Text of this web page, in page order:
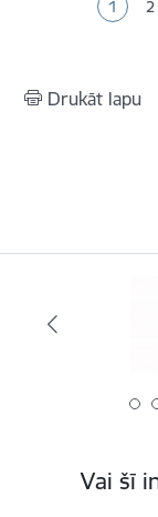
1 2
Drukāt lapu
Vai šī